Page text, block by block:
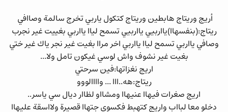
أريج وريتاج هابطين وريتاج كتكول ياربي تخرج سالمة وصاافي
ريتاج:(بنفسهاا)يااربيي يااربيي تسمح لياا يااربي بغييت غير نجرب
وصافي يااربي تسمح لياا يااربي اخر مراا بغيت غير نجر ياك غير ختي
بغيت غير نشوف واش لوسي غيكون تامل ولا...
اريج نغزاتها:فين سرحتي
ريتاج:هه..ااا ... واااالووو
اريج صغرات فيهاا عنيهاا ومشااو لظاار ديال سي ياسر..
دخلو معا لبااب واريج كتهبط فكسوى جتهاا قصيرة ولااسقة عليهاا